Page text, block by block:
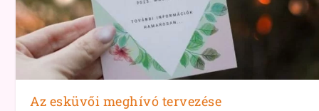
Az esküvői meghívó tervezése